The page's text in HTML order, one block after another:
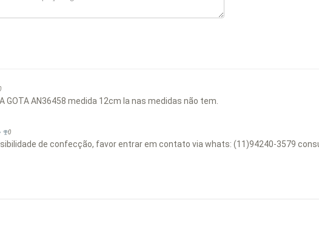
GOTA AN36458 medida 12cm la nas medidas não tem.
• 0
de confecção, favor entrar em contato via whats: (11)94240-3579